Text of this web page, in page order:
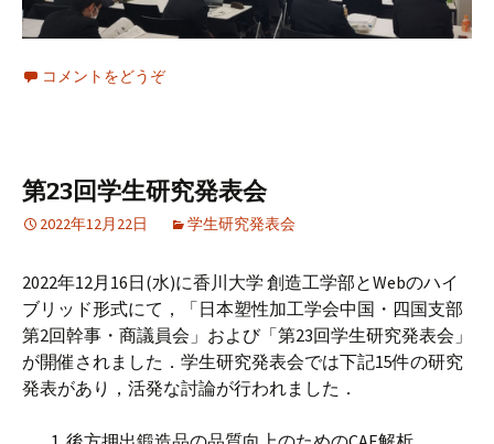
コメントをどうぞ
第23回学生研究発表会
2022年12月22日 学生研究発表会
2022年12月16日(水)に香川大学 創造工学部とWebのハイ
ブリッド形式にて，「日本塑性加工学会中国・四国支部
第2回幹事・商議員会」および「第23回学生研究発表会」
が開催されました．学生研究発表会では下記15件の研究
発表があり，活発な討論が行われました．